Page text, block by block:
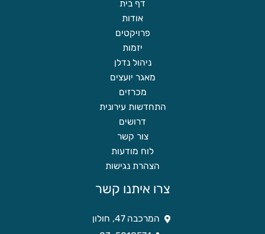
דף בית
אודות
פרויקטים
יזמות
ניהול נדלן
מאגר יועצים
מכרזים
התחדשות עירונית
דרושים
צור קשר
לוח מודעות
הצהרת נגישות
צרו איתנו קשר
המרכבה 47, חולון